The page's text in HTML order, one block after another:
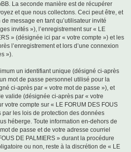
La seconde manière est de récupérer
et que nous collectons. Ceci peut être, et
message en tant qu’utilisateur invité
invités »), l’enregistrement sur « LE
» (désignée ici par « votre compte ») et les
l’enregistrement et lors d’une connexion
»).
un identifiant unique (désigné ci-après
mot de passe personnel utilisé pour la
ci-après par « votre mot de passe »), et
valide (désignée ci-après par « votre
votre compte sur « LE FORUM DES FOUS
par les lois de protection des données
héberge. Toute information en-dehors de
de passe et de votre adresse courriel
DE PALMIERS » durant la procédure
ou non, reste à la discrétion de « LE